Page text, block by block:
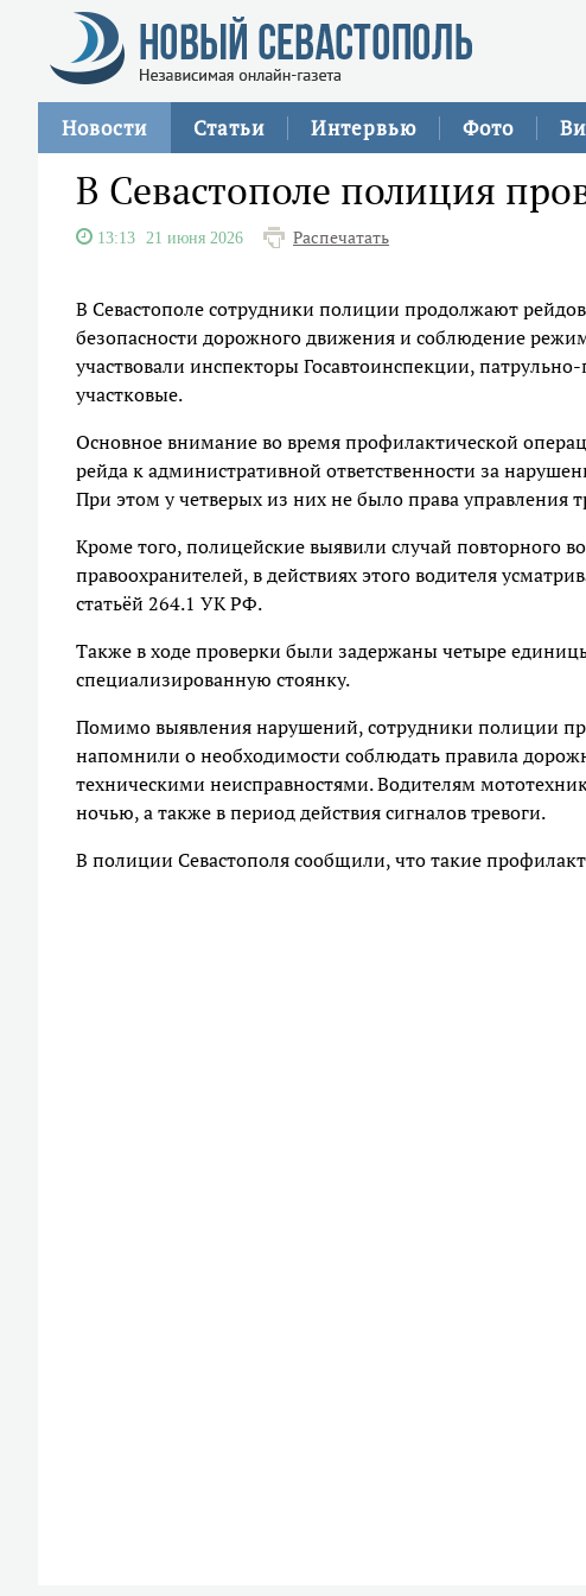
Новости Статьи Интервью Фото
В Севастополе полиция
13:13 21 июня 2026 Распечатать
В Севастополе сотрудники полиции продолжают
безопасности дорожного движения и соблюдение
участвовали инспекторы Госавтоинспекции,
участковые.
Основное внимание во время профилактической
рейда к административной ответственности за
При этом у четверых из них не было права управления
Кроме того, полицейские выявили случай повторного
правоохранителей, в действиях этого водителя
статьёй 264.1 УК РФ.
Также в ходе проверки были задержаны четыре
специализированную стоянку.
Помимо выявления нарушений, сотрудники полиции
напомнили о необходимости соблюдать правила
техническими неисправностями. Водителям
ночью, а также в период действия сигналов тревоги.
В полиции Севастополя сообщили, что такие